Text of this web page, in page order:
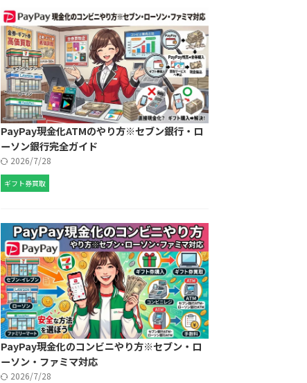
PayPay現金化ATMのやり方※セブン銀行・ロ
ーソン銀行完全ガイド
2026/7/28
ギフト券買取
PayPay現金化のコンビニやり方※セブン・ロ
ーソン・ファミマ対応
2026/7/28